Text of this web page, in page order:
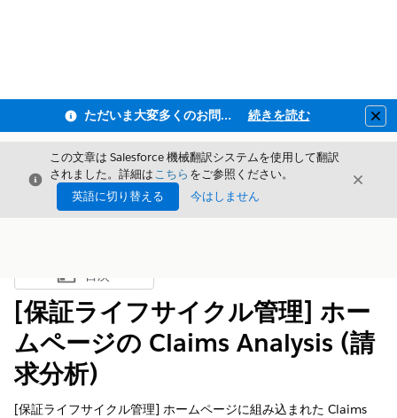
ただいま大変多くのお問い合わせをいただいており、ご連絡までにお時間を頂戴しております 続きを読む
閉じる
この文章は Salesforce 機械翻訳システムを使用して翻訳
されました。詳細はこちら をご参照ください。
英語に切り替える
今はしません
閉じる
目次を表示
目次
[保証ライフサイクル管理] ホー
ムページの Claims Analysis (請
求分析)
[保証ライフサイクル管理] ホームページに組み込まれた Claims